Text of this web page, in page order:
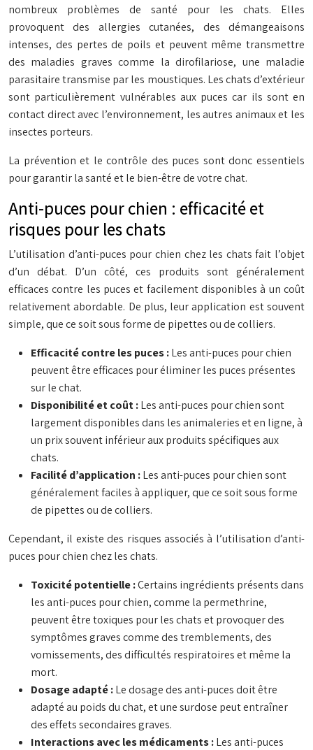
nombreux problèmes de santé pour les chats. Elles
provoquent des allergies cutanées, des démangeaisons
intenses, des pertes de poils et peuvent même transmettre
des maladies graves comme la dirofilariose, une maladie
parasitaire transmise par les moustiques. Les chats d’extérieur
sont particulièrement vulnérables aux puces car ils sont en
contact direct avec l’environnement, les autres animaux et les
insectes porteurs.
La prévention et le contrôle des puces sont donc essentiels
pour garantir la santé et le bien-être de votre chat.
Anti-puces pour chien : efficacité et
risques pour les chats
L’utilisation d’anti-puces pour chien chez les chats fait l’objet
d’un débat. D’un côté, ces produits sont généralement
efficaces contre les puces et facilement disponibles à un coût
relativement abordable. De plus, leur application est souvent
simple, que ce soit sous forme de pipettes ou de colliers.
Efficacité contre les puces :Les anti-puces pour chien
peuvent être efficaces pour éliminer les puces présentes
sur le chat.
Disponibilité et coût :Les anti-puces pour chien sont
largement disponibles dans les animaleries et en ligne, à
un prix souvent inférieur aux produits spécifiques aux
chats.
Facilité d’application :Les anti-puces pour chien sont
généralement faciles à appliquer, que ce soit sous forme
de pipettes ou de colliers.
Cependant, il existe des risques associés à l’utilisation d’anti-
puces pour chien chez les chats.
Toxicité potentielle :Certains ingrédients présents dans
les anti-puces pour chien, comme la permethrine,
peuvent être toxiques pour les chats et provoquer des
symptômes graves comme des tremblements, des
vomissements, des difficultés respiratoires et même la
mort.
Dosage adapté :Le dosage des anti-puces doit être
adapté au poids du chat, et une surdose peut entraîner
des effets secondaires graves.
Interactions avec les médicaments :Les anti-puces